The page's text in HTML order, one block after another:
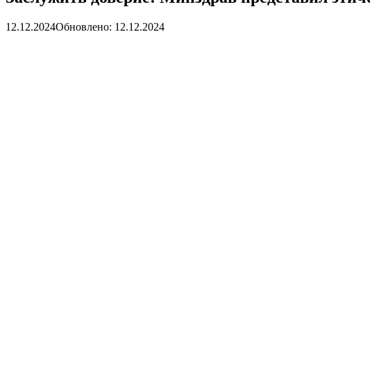
12.12.2024Обновлено: 12.12.2024